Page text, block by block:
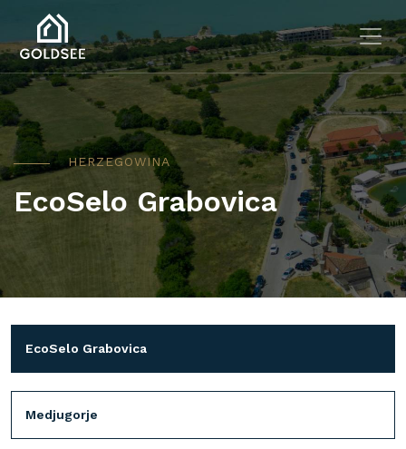
HERZEGOWINA
EcoSelo Grabovica
EcoSelo Grabovica
Medjugorje